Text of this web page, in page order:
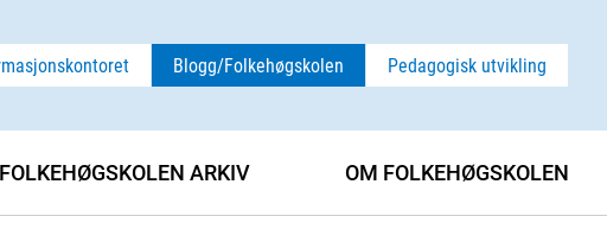
Blogg/Folkehøgskolen Pedagogisk utvikling
ARKIV OM FOLKEHØGSKOLEN